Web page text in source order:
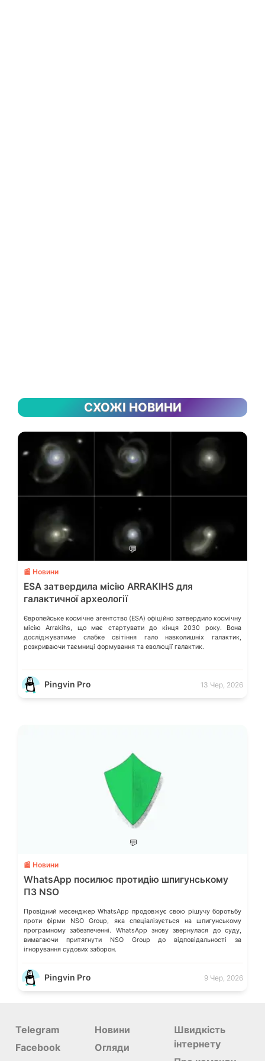
СХОЖІ НОВИНИ
💬
📰 Новини
ESA затвердила місію ARRAKIHS для
галактичної археології
Європейське космічне агентство (ESA) офіційно затвердило космічну
місію Arrakihs, що має стартувати до кінця 2030 року. Вона
досліджуватиме слабке світіння гало навколишніх галактик,
розкриваючи таємниці формування та еволюції галактик.
Pingvin Pro 13 Чер, 2026
💬
📰 Новини
WhatsApp посилює протидію шпигунському
ПЗ NSO
Провідний месенджер WhatsApp продовжує свою рішучу боротьбу
проти фірми NSO Group, яка спеціалізується на шпигунському
програмному забезпеченні. WhatsApp знову звернулася до суду,
вимагаючи притягнути NSO Group до відповідальності за
ігнорування судових заборон.
Pingvin Pro 9 Чер, 2026
Telegram
Facebook
Новини
Огляди
Швидкість
інтернету